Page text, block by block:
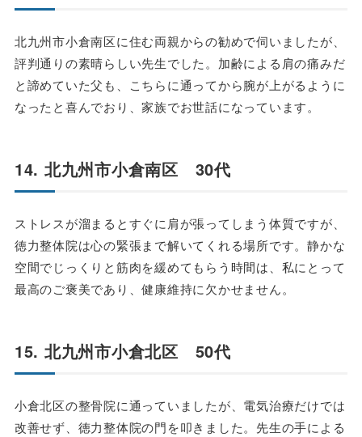
北九州市小倉南区に住む両親からの勧めで伺いましたが、
評判通りの素晴らしい先生でした。加齢による肩の痛みだ
と諦めていた父も、こちらに通ってから腕が上がるように
なったと喜んでおり、家族でお世話になっています。
14. 北九州市小倉南区 30代
ストレスが溜まるとすぐに肩が張ってしまう体質ですが、
徳力整体院は心の緊張まで解いてくれる場所です。静かな
空間でじっくりと筋肉を緩めてもらう時間は、私にとって
最高のご褒美であり、健康維持に欠かせません。
15. 北九州市小倉北区 50代
小倉北区の整骨院に通っていましたが、電気治療だけでは
改善せず、徳力整体院の門を叩きました。先生の手による